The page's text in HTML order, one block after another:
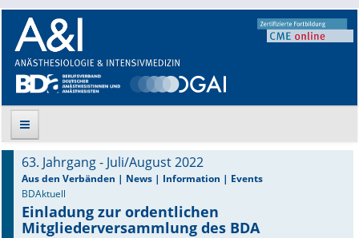
Suche
Aktuelle Ausgabe
63. Jahrgang - Juli/August 2022
Aus den Verbänden | News | Information | Events
BDAktuell
Einladung zur ordentlichen
Mitgliederversammlung des BDA